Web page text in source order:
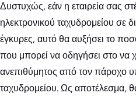
Δυστυχώς, εάν η εταιρεία σας
ηλεκτρονικού ταχυδρομείου σε
έγκυρες, αυτό θα αυξήσει το
που μπορεί να οδηγήσει στο να
ανεπιθύμητος από τον πάροχο
ταχυδρομείου. Ως αποτέλεσμα,